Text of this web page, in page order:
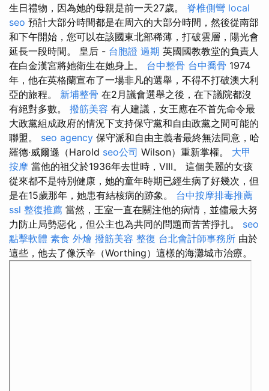
生日禮物，因為她的母親是前一天27歲。 脊椎側彎 local
seo 預計大部分時間都是在周六的大部分時間，然後從南部
和下午開始，您可以在該國東北部稀薄，打破雲層，陽光會
延長一段時間。 皇后 - 台胞證 過期 英國國教教堂的負責人
在白金漢宮將她衛生在她身上。 台中整骨 台中喬骨 1974
年，他在英格蘭宣布了一場非凡的選舉，不得不打破澳大利
亞的旅程。 新埔整骨 在2月議會選舉之後，在下議院都沒
有絕對多數。 撥筋美容 有人建議，女王應在不首先命令最
大政黨組成政府的情況下支持保守黨和自由政黨之間可能的
聯盟。 seo agency 保守派和自由主義者最終無法同意，哈
羅德·威爾遜（Harold seo公司 Wilson）重新掌權。 大甲
按摩 當他的祖父於1936年去世時，VIII。 這個美麗的女孩
從來都不是特別健康，她的童年時期已經生病了好幾次，但
是在15歲那年，她患有結核病的跡象。 台中按摩排毒推薦
ssl 整復推薦 當然，王室一直在關注他的病情，並儘最大努
力防止局勢惡化，但公主也為共同的問題而苦苦掙扎。 seo
點擊軟體 素食 外燴 撥筋美容 整復 台北會計師事務所 由於
這些，他去了像沃辛（Worthing）這樣的海灘城市治療。